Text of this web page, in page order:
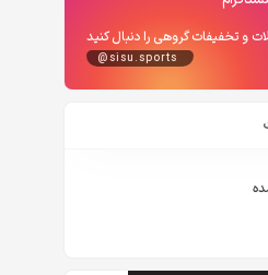
و تخفیفات گروهی را دنبال کنید
@sisu.sports